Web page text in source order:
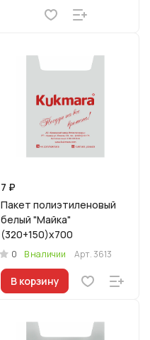
7 ₽
Пакет полиэтиленовый
белый "Майка"
(320+150)х700
0 В наличии Арт.3613
В корзину